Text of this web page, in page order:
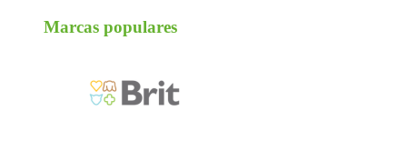
Marcas populares